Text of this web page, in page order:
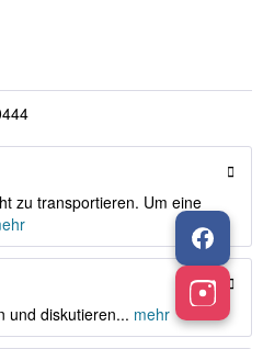
zu transportieren. Um eine
und diskutieren... mehr